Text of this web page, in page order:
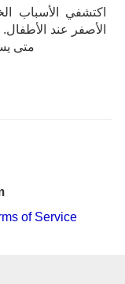
اكتشفي الأسباب
الأصفر عند
متى
of Service